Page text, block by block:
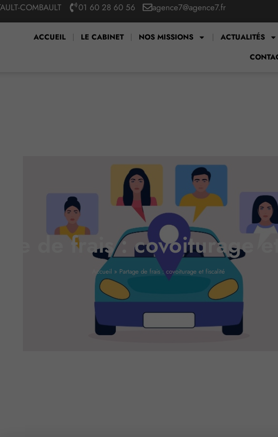
COMBAULT 01 60 28 60 56 agence7@agence7.fr
ACCUEIL LE CABINET NOS MISSIONS
ACTUALITÉS
de frais : covoiturage
Accueil » Partage de frais : covoiturage et fiscalité